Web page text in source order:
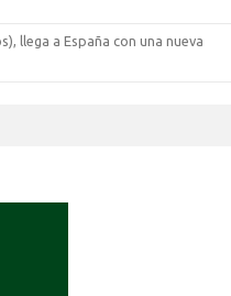
llega a España con una nueva